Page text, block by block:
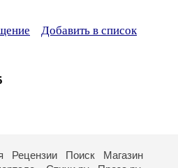
Добавить в список
Рецензии Поиск
Магазин